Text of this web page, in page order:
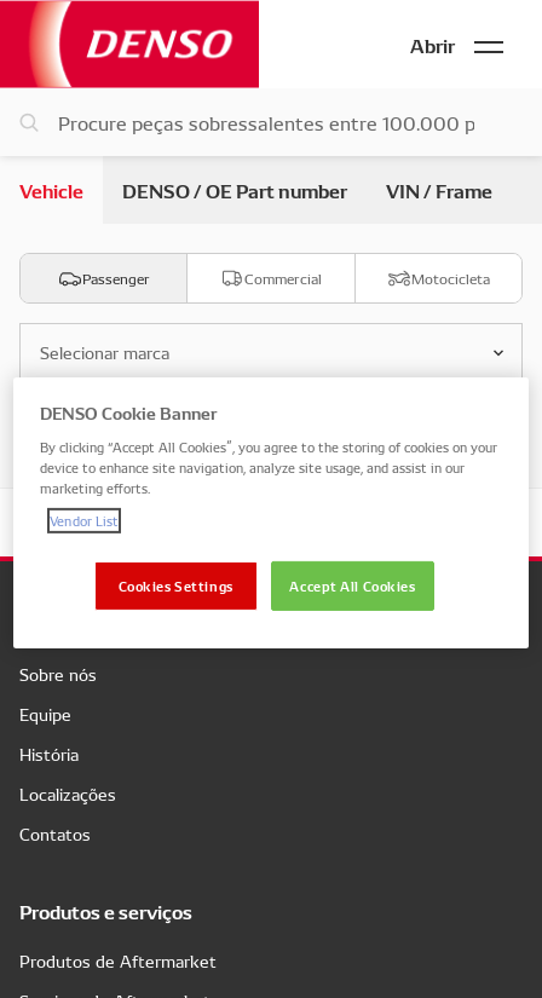
Abrir
Vehicle DENSO / OE Part number VIN / Frame
Passenger Commercial Motocicleta
Selecionar marca
Sobre nós
Equipe
História
Localizações
Contatos
Produtos e serviços
Produtos de Aftermarket
DENSO Cookie Banner
By clicking “Accept All Cookies”, you agree to the storing of cookies on your
device to enhance site navigation, analyze site usage, and assist in our
marketing efforts.
Vendor List
Accept All Cookies
Cookies Settings